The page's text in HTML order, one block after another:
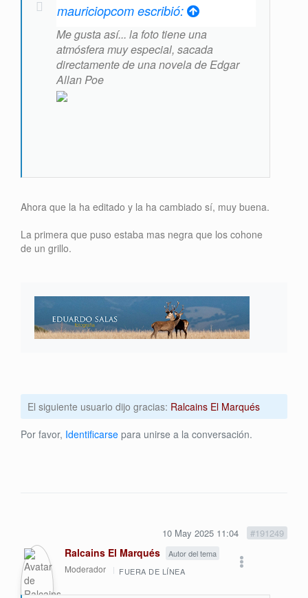
mauriciopcom escribió:
Me gusta así... la foto tiene una
atmósfera muy especial, sacada
directamente de una novela de Edgar
Allan Poe
Ahora que la ha editado y la ha cambiado sí, muy buena.
La primera que puso estaba mas negra que los cohone
de un grillo.
El siguiente usuario dijo gracias: Ralcains El Marqués
Por favor, Identificarse para unirse a la conversación.
10 May 2025 11:04 #191249
Ralcains El Marqués Autor del tema
Moderador FUERA DE LÍNEA